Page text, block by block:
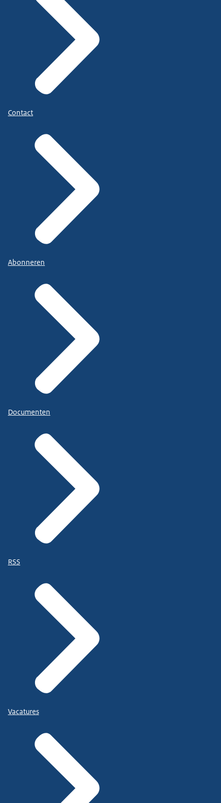
Contact
Abonneren
Documenten
RSS
Vacatures